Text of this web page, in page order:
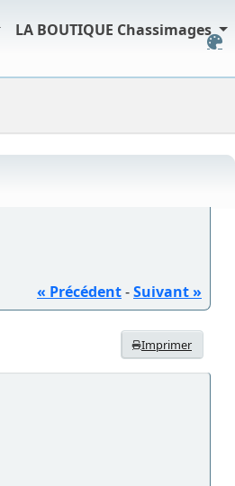
LA BOUTIQUE Chassimages
« Précédent-Suivant »
Imprimer